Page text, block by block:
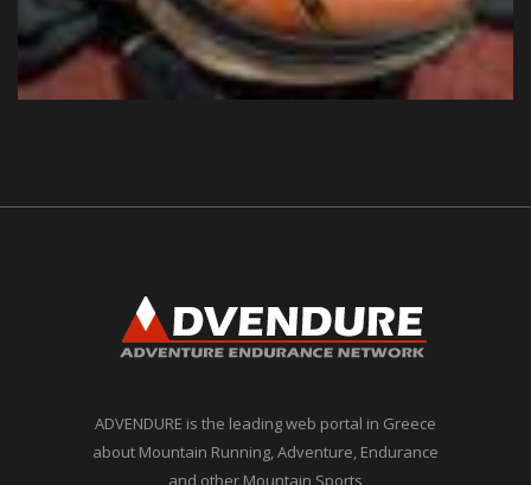
ADVENDURE is the leading web portal in Greece
about Mountain Running, Adventure, Endurance
and other Mountain Sports